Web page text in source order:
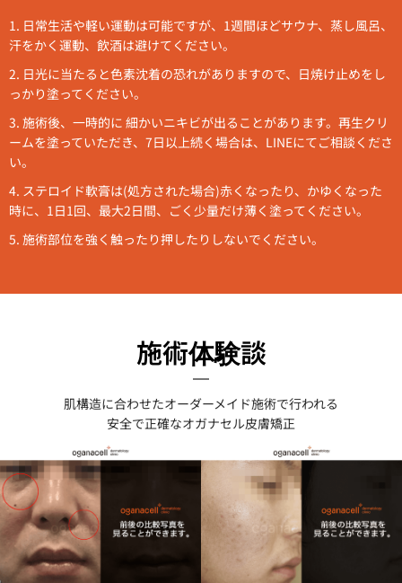
1. 日常生活や軽い運動は可能ですが、1週間ほどサウナ、蒸し風呂、
汗をかく運動、飲酒は避けてください。
2. 日光に当たると色素沈着の恐れがありますので、日焼け止めをし
っかり塗ってください。
3. 施術後、一時的に 細かいニキビが出ることがあります。再生クリ
ームを塗っていただき、7日以上続く場合は、LINEにてご相談くださ
い。
4. ステロイド軟膏は(処方された場合)赤くなったり、かゆくなった
時に、1日1回、最大2日間、ごく少量だけ薄く塗ってください。
5. 施術部位を強く触ったり押したりしないでください。
施術体験談
肌構造に合わせたオーダーメイド施術で行われる
安全で正確なオガナセル皮膚矯正